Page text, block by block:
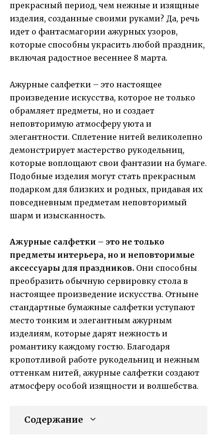
прекрасный период, чем нежные и изящные
изделия, созданные своими руками? Да, речь
идет о фантасмагории ажурных узоров,
которые способны украсить любой праздник,
включая радостное весеннее 8 марта.
Ажурные салфетки – это настоящее
произведение искусства, которое не только
обрамляет предметы, но и создает
неповторимую атмосферу уюта и
элегантности. Сплетение нитей великолепно
демонстрирует мастерство рукодельниц,
которые воплощают свои фантазии на бумаге.
Подобные изделия могут стать прекрасным
подарком для близких и родных, придавая их
повседневным предметам неповторимый
шарм и изысканность.
Ажурные салфетки – это не только
предметы интерьера, но и неповторимые
аксессуары для праздников. Они способны
преобразить обычную сервировку стола в
настоящее произведение искусства. Отныне
стандартные бумажные салфетки уступают
место тонким и элегантным ажурным
изделиям, которые дарят нежность и
романтику каждому гостю. Благодаря
кропотливой работе рукодельниц и нежным
оттенкам нитей, ажурные салфетки создают
атмосферу особой изящности и волшебства.
Содержание